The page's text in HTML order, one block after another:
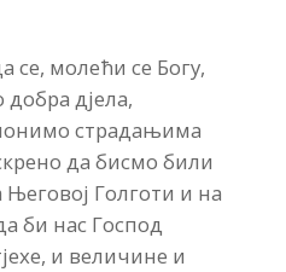
се, молећи се Богу,
дјела,
страдањима
да бисмо били
Његовој Голготи и на
би нас Господ
и величине и